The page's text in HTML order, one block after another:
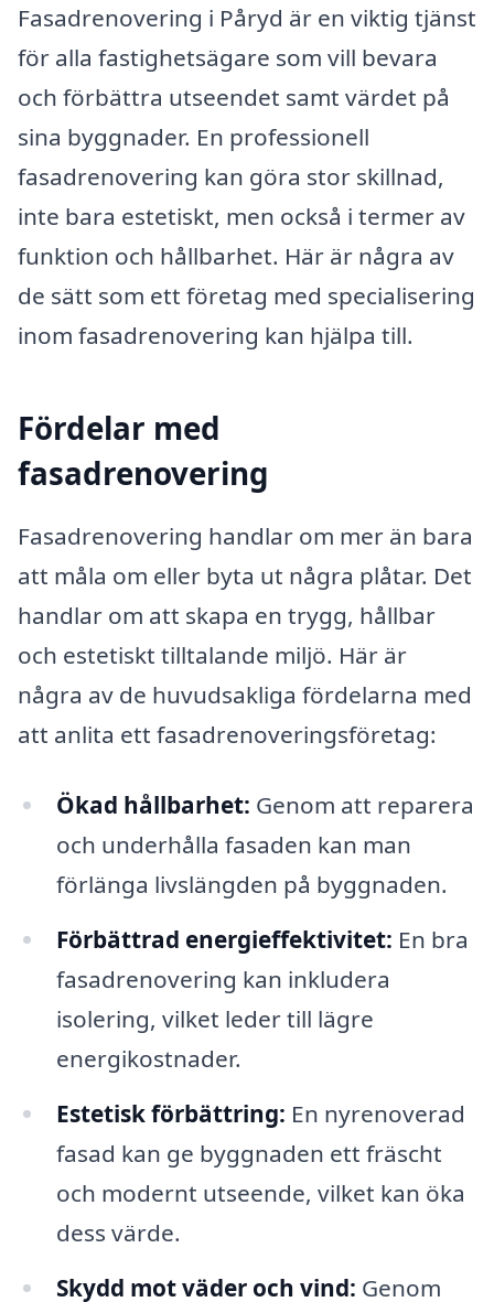
Fasadrenovering i Påryd är en viktig tjänst
för alla fastighetsägare som vill bevara
och förbättra utseendet samt värdet på
sina byggnader. En professionell
fasadrenovering kan göra stor skillnad,
inte bara estetiskt, men också i termer av
funktion och hållbarhet. Här är några av
de sätt som ett företag med specialisering
inom fasadrenovering kan hjälpa till.
Fördelar med
fasadrenovering
Fasadrenovering handlar om mer än bara
att måla om eller byta ut några plåtar. Det
handlar om att skapa en trygg, hållbar
och estetiskt tilltalande miljö. Här är
några av de huvudsakliga fördelarna med
att anlita ett fasadrenoveringsföretag:
Ökad hållbarhet: Genom att reparera
och underhålla fasaden kan man
förlänga livslängden på byggnaden.
Förbättrad energieffektivitet: En bra
fasadrenovering kan inkludera
isolering, vilket leder till lägre
energikostnader.
Estetisk förbättring: En nyrenoverad
fasad kan ge byggnaden ett fräscht
och modernt utseende, vilket kan öka
dess värde.
Skydd mot väder och vind: Genom